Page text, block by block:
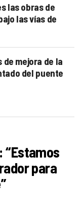
las obras de
las vías de
de mejora de la
del puente
“Estamos
para